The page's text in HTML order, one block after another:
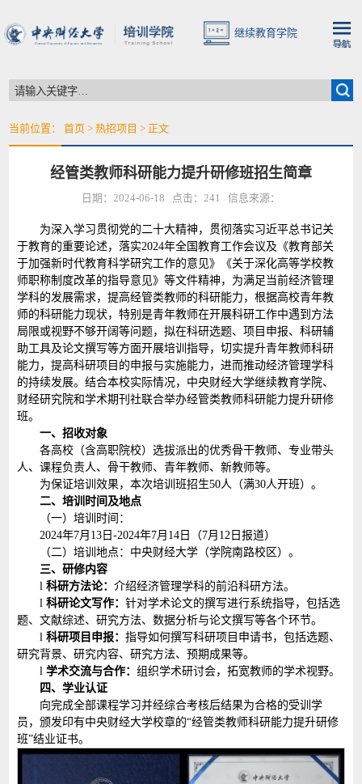
继续教育学院
当前位置： 首页 >热招项目 > 正文
经管类教师科研能力提升研修班招生简章
日期：2024-06-18 点击： 241 信息来源：
为深入学习贯彻党的二十大精神，贯彻落实习近平总书记关
于教育的重要论述，落实2024年全国教育工作会议及《教育部关
于加强新时代教育科学研究工作的意见》《关于深化高等学校教
师职称制度改革的指导意见》等文件精神，为满足当前经济管理
学科的发展需求，提高经管类教师的科研能力，根据高校青年教
师的科研能力现状，特别是青年教师在开展科研工作中遇到方法
局限或视野不够开阔等问题，拟在科研选题、项目申报、科研辅
助工具及论文撰写等方面开展培训指导，切实提升青年教师科研
能力，提高科研项目的申报与实施能力，进而推动经济管理学科
的持续发展。结合本校实际情况，中央财经大学继续教育学院、
财经研究院和学术期刊社联合举办经管类教师科研能力提升研修
班。
一、招收对象
各高校（含高职院校）选拔派出的优秀骨干教师、专业带头
人、课程负责人、骨干教师、青年教师、新教师等。
为保证培训效果，本次培训班招生50人（满30人开班）。
二、培训时间及地点
（一）培训时间：
2024年7月13日-2024年7月14日（7月12日报道）
（二）培训地点：中央财经大学（学院南路校区）。
三、研修内容
l科研方法论：介绍经济管理学科的前沿科研方法。
l科研论文写作：针对学术论文的撰写进行系统指导，包括选
题、文献综述、研究方法、数据分析与论文撰写等各个环节。
l科研项目申报：指导如何撰写科研项目申请书，包括选题、
研究背景、研究内容、研究方法、预期成果等。
l学术交流与合作：组织学术研讨会，拓宽教师的学术视野。
四、学业认证
向完成全部课程学习并经综合考核后结果为合格的受训学
员，颁发印有中央财经大学校章的“经管类教师科研能力提升研修
班”结业证书。